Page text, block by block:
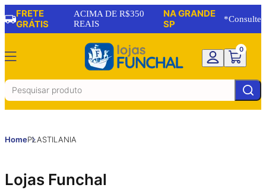
FRETE
GRÁTIS
ACIMA DE R$350
REAIS
NA GRANDE
SP
*Consulte
0
HomePLASTILANIA
Lojas Funchal
15% OFF
% OFF
% OFF